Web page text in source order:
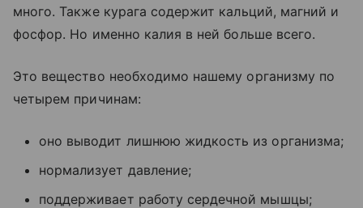
много. Также курага содержит кальций, магний и
фосфор. Но именно калия в ней больше всего.
Это вещество необходимо нашему организму по
четырем причинам:
оно выводит лишнюю жидкость из организма;
нормализует давление;
поддерживает работу сердечной мышцы;